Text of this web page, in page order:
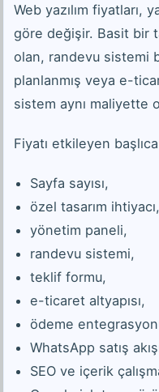
Web yazılım fiyatları,
göre değişir. Basit bir
olan, randevu sistemi
planlanmış veya e-
sistem aynı maliyette
Fiyatı etkileyen
Sayfa sayısı,
özel tasarım ihtiyacı,
yönetim paneli,
randevu sistemi,
teklif formu,
e-ticaret altyapısı,
ödeme
WhatsApp satış
SEO ve içerik